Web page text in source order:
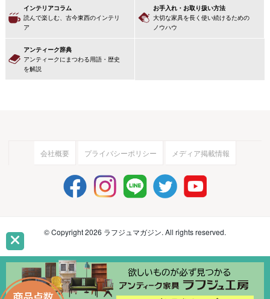
インテリアコラム
読んで楽しむ、古今東西のインテリ
ア
お手入れ・お取り扱い方法
大切な家具を長く使い続けるための
ノウハウ
アンティーク辞典
アンティークにまつわる用語・歴史
を解説
会社概要 プライバシーポリシー メディア掲載情報
© Copyright 2026 ラフジュマガジン. All rights reserved.